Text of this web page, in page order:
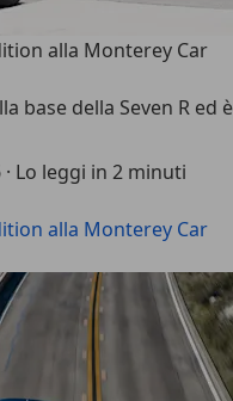
alla Monterey Car
base della Seven R ed è
· Lo leggi in 2 minuti
alla Monterey Car